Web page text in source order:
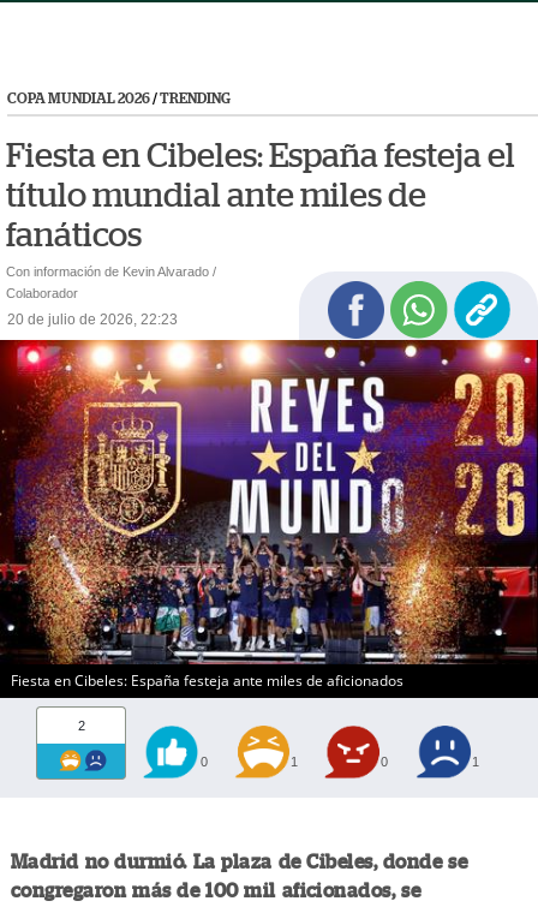
COPA MUNDIAL 2026/TRENDING
Fiesta en Cibeles: España festeja el
título mundial ante miles de
fanáticos
Con información de Kevin Alvarado /
Colaborador
20 de julio de 2026, 22:23
Fiesta en Cibeles: España festeja ante miles de aficionados
2
0 1 0 1
Madrid no durmió. La plaza de Cibeles, donde se
congregaron más de 100 mil aficionados, se